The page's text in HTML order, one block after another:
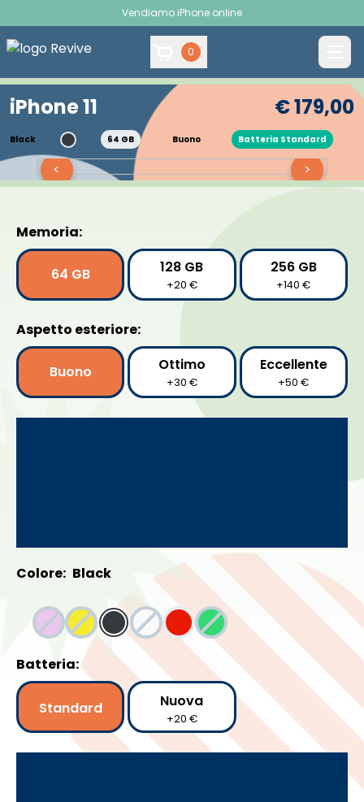
Vendiamo iPhone online
0
iPhone 11 € 179,00
Black 64 GB Buono Batteria Standard
>
<
Memoria:
64 GB 128 GB
+20 €
256 GB
+140 €
Aspetto esteriore:
Buono Ottimo
+30 €
Eccellente
+50 €
Colore: Black
Batteria:
Standard Nuova
+20 €